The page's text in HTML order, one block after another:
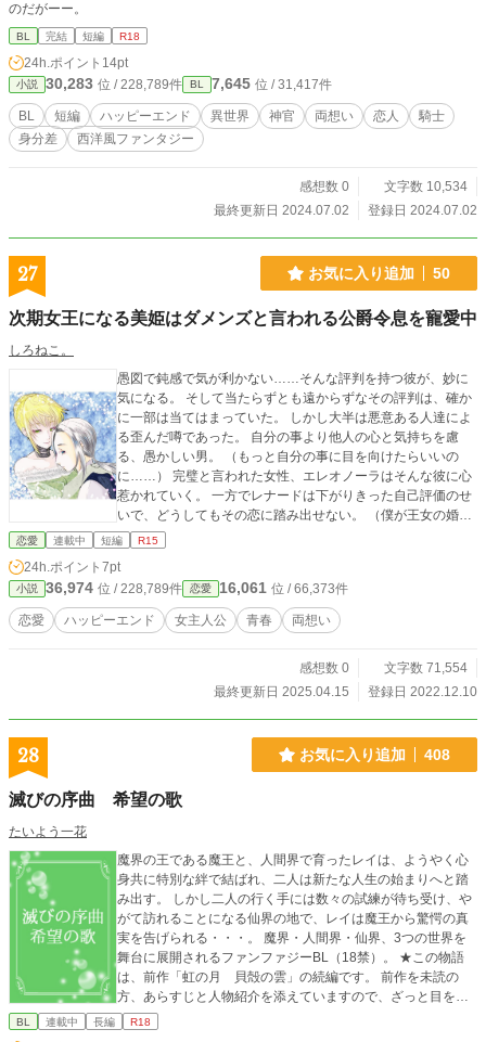
のだがーー。
BL 完結 短編 R18
24h.ポイント 14pt
小説 30,283 位 / 228,789件 BL 7,645 位 / 31,417件
BL 短編 ハッピーエンド 異世界 神官 両想い 恋人
騎士
身分差
西洋風ファンタジー
感想数 0
文字数 10,534
最終更新日 2024.07.02
登録日 2024.07.02
27 お気に入り追加 50
次期女王になる美姫はダメンズと言われる公爵令息を寵愛中
しろねこ。
愚図で鈍感で気が利かない……そんな評判を持つ彼が、妙に
気になる。 そして当たらずとも遠からずなその評判は、確か
に一部は当てはまっていた。 しかし大半は悪意ある人達によ
る歪んだ噂であった。 自分の事より他人の心と気持ちを慮
る、愚かしい男。 （もっと自分の事に目を向けたらいいの
に……） 完璧と言われた女性、エレオノーラはそんな彼に心
惹かれていく。 一方でレナードは下がりきった自己評価のせ
いで、どうしてもその恋に踏み出せない。 （僕が王女の婚約
者？ いや、どうせいつか捨てられる。でもそれまでは、せ
しみください。 小説家になろうさん、カクヨムさんでも投稿
中。
恋愛 連載中 短編 R15
24h.ポイント 7pt
小説 36,974 位 / 228,789件 恋愛 16,061 位 / 66,373件
恋愛 ハッピーエンド 女主人公 青春 両想い
感想数 0
文字数 71,554
最終更新日 2025.04.15
登録日 2022.12.10
28 お気に入り追加 408
滅びの序曲 希望の歌
たいよう一花
魔界の王である魔王と、人間界で育ったレイは、ようやく心
身共に特別な絆で結ばれ、二人は新たな人生の始まりへと踏
み出す。 しかし二人の行く手には数々の試練が待ち受け、や
がて訪れることになる仙界の地で、レイは魔王から驚愕の真
実を告げられる・・・。 魔界・人間界・仙界、3つの世界を
舞台に展開されるファンファジーBL（18禁）。 ★この物語
は、前作「虹の月 貝殻の雲」の続編です。 前作を未読の
方、あらすじと人物紹介を添えていますので、ざっと目を通
してから読んでください。 もしご興味をお持ちいただきまし
BL 連載中 長編 R18